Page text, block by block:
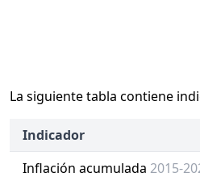
La siguiente tabla contiene
Indicador
Inflación acumulada 2015-